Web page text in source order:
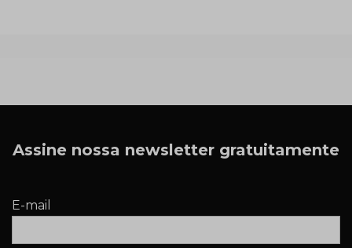
Assine nossa newsletter gratuitamente
E-mail